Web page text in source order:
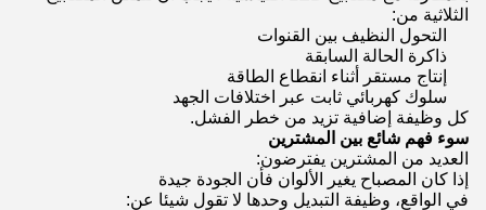
الثلاثية من:
التحول النظيف بين القنوات
ذاكرة الحالة السابقة
إنتاج مستقر أثناء انقطاع الطاقة
سلوك كهربائي ثابت عبر اختلافات الجهد
كل وظيفة إضافية تزيد من خطر الفشل.
سوء فهم شائع بين المشترين
العديد من المشترين يفترضون:
إذا كان المصباح يغير الألوان فأن الجودة جيدة
في الواقع، وظيفة التبديل وحدها لا تقول شيئا عن: